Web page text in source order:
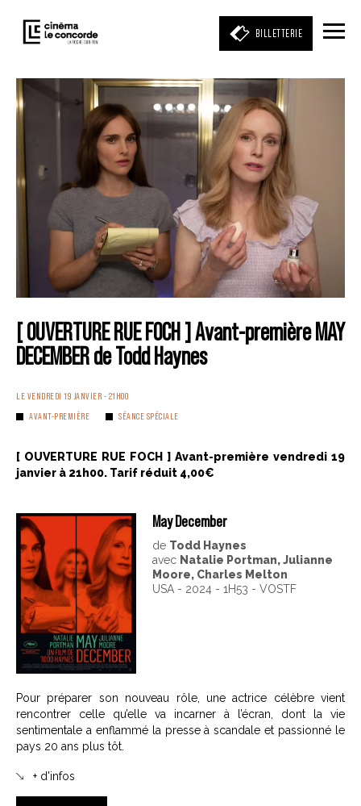
BILLETTERIE
Entrez votre mot clé
(film, réalisateur, acteur, événement)
[ OUVERTURE RUE FOCH ] Avant-première MAY
DECEMBER de Todd Haynes
LE VENDREDI 19 JANVIER - 21H00
AVANT-PREMIÈRE
SÉANCE SPÉCIALE
[ OUVERTURE RUE FOCH ] Avant-première vendredi 19
janvier à 21h00. Tarif réduit 4,00€
May December
de Todd Haynes
avec Natalie Portman, Julianne
Moore, Charles Melton
USA - 2024 - 1H53 - VOSTF
Pour préparer son nouveau rôle, une actrice célèbre vient
rencontrer celle qu’elle va incarner à l’écran, dont la vie
sentimentale a enflammé la presse à scandale et passionné le
pays 20 ans plus tôt.
+ d'infos